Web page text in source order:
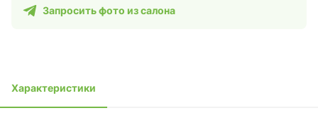
Запросить фото из салона
Характеристики